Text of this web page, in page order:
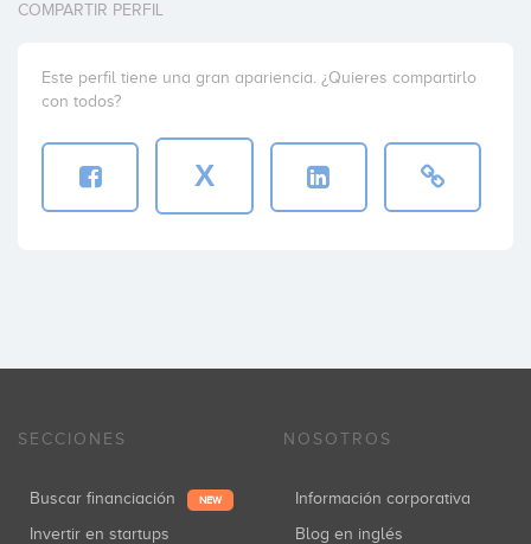
COMPARTIR PERFIL
Este perfil tiene una gran apariencia. ¿Quieres compartirlo
con todos?
X
SECCIONES
Buscar financiación NEW
Invertir en startups
NOSOTROS
Información corporativa
Blog en inglés